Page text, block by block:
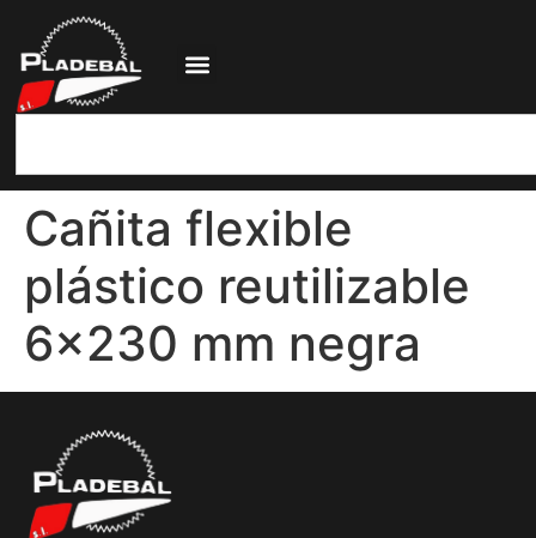
Cañita flexible
plástico reutilizable
6×230 mm negra